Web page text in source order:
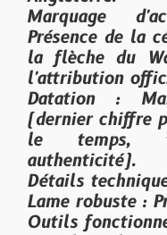
Marquage
Présence de la
la flèche du
l'attribution
Datation :
(dernier chiffre
le temps,
authenticité).
Détails
Lame robuste :
Outils